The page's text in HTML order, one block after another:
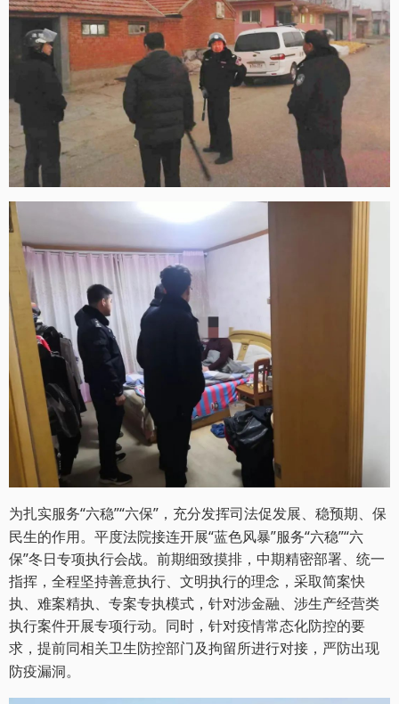
为扎实服务“六稳”“六保”，充分发挥司法促发展、稳预期、保
民生的作用。平度法院接连开展“蓝色风暴”服务“六稳”“六
保”冬日专项执行会战。前期细致摸排，中期精密部署、统一
指挥，全程坚持善意执行、文明执行的理念，采取简案快
执、难案精执、专案专执模式，针对涉金融、涉生产经营类
执行案件开展专项行动。同时，针对疫情常态化防控的要
求，提前同相关卫生防控部门及拘留所进行对接，严防出现
防疫漏洞。